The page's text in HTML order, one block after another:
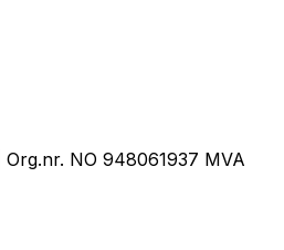
| Org.nr. NO 948061937 MVA